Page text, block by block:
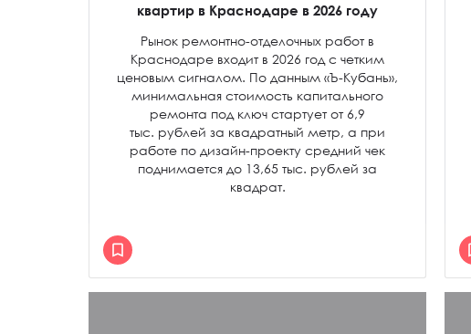
квартир в Краснодаре в 2026 году
Рынок ремонтно-отделочных работ в
Краснодаре входит в 2026 год с четким
ценовым сигналом. По данным «Ъ-Кубань»,
минимальная стоимость капитального
ремонта под ключ стартует от 6,9
тыс. рублей за квадратный метр, а при
работе по дизайн-проекту средний чек
поднимается до 13,65 тыс. рублей за
квадрат.